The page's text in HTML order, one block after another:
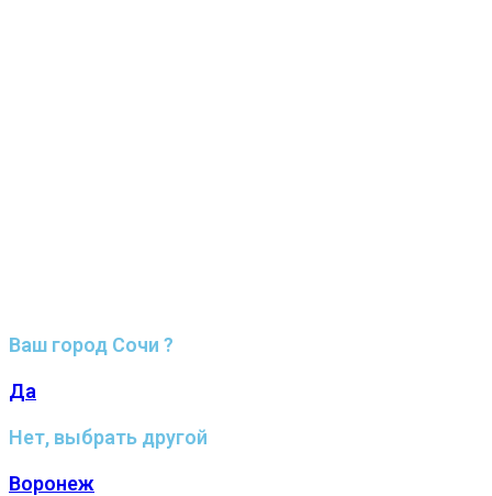
Ваш город Сочи ?
Да
Нет, выбрать другой
Воронеж